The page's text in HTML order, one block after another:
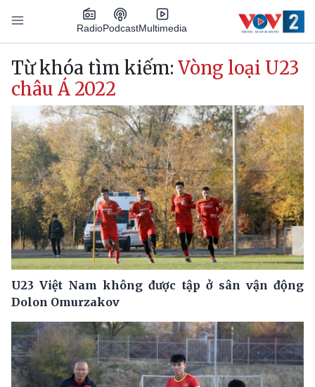
Nhảy đến nội dung
RadioPodcastMultimedia
Main navigation
Từ khóa tìm kiếm: Vòng loại U23
châu Á 2022
U23 Việt Nam không được tập ở sân vận động
Dolon Omurzakov